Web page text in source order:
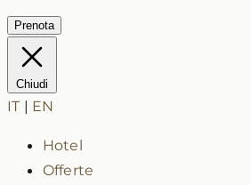
Prenota
Chiudi
IT | EN
Hotel
Offerte